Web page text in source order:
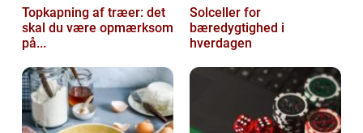
Topkapning af træer: det
skal du være opmærksom
på...
Solceller for
bæredygtighed i
hverdagen